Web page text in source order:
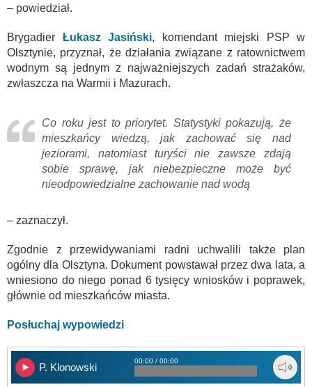
– powiedział.
Brygadier Łukasz Jasiński, komendant miejski PSP w
Olsztynie, przyznał, że działania związane z ratownictwem
wodnym są jednym z najważniejszych zadań strażaków,
zwłaszcza na Warmii i Mazurach.
Co roku jest to priorytet. Statystyki pokazują, że
mieszkańcy wiedzą, jak zachować się nad
jeziorami, natomiast turyści nie zawsze zdają
sobie sprawę, jak niebezpieczne może być
nieodpowiedzialne zachowanie nad wodą
– zaznaczył.
Zgodnie z przewidywaniami radni uchwalili także plan
ogólny dla Olsztyna. Dokument powstawał przez dwa lata, a
wniesiono do niego ponad 6 tysięcy wniosków i poprawek,
głównie od mieszkańców miasta.
Posłuchaj wypowiedzi
P. Klonowski
00:00 / 00:00